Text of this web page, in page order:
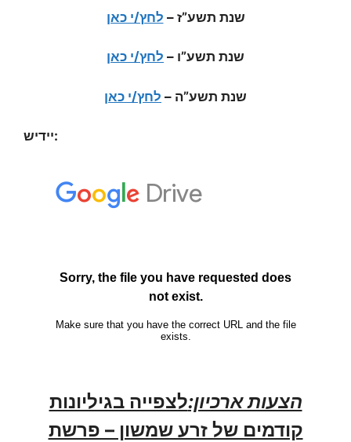
שנת תשע”ז – לחץ/י כאן
שנת תשע”ו – לחץ/י כאן
שנת תשע”ה – לחץ/י כאן
יידיש:
הצעות ארכיון:לצפייה בגיליונות
קודמים של זרע שמשון – פרשת